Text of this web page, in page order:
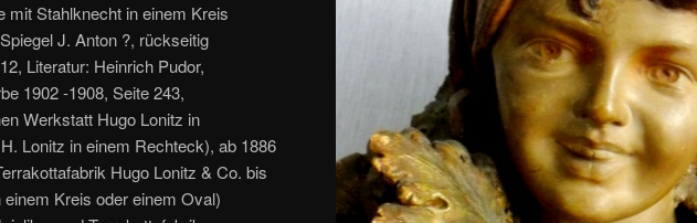
mit Stahlknecht in einem Kreis
J. Anton ?, rückseitig
Literatur: Heinrich Pudor,
1902 -1908, Seite 243,
Werkstatt Hugo Lonitz in
Lonitz in einem Rechteck), ab 1886
Hugo Lonitz & Co. bis
Kreis oder einem Oval)